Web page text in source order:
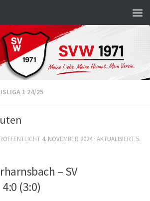
1 24/25
4. NOVEMBER 2024· AKTUALISIERT5.
– SV
(3:0)